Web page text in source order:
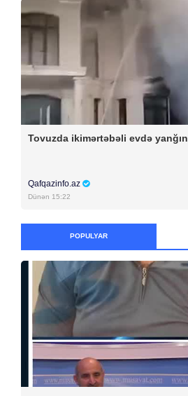
Tovuzda ikimərtəbəli evdə yanğın
Qafqazinfo.az
Dünən 15:22
POPULYAR